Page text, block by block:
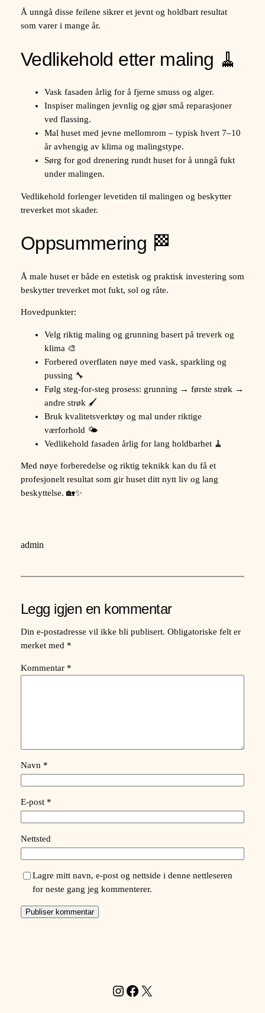
Å unngå disse feilene sikrer et jevnt og holdbart resultat
som varer i mange år.
Vedlikehold etter maling 🧹
Vask fasaden årlig for å fjerne smuss og alger.
Inspiser malingen jevnlig og gjør små reparasjoner
ved flassing.
Mal huset med jevne mellomrom – typisk hvert 7–10
år avhengig av klima og malingstype.
Sørg for god drenering rundt huset for å unngå fukt
under malingen.
Vedlikehold forlenger levetiden til malingen og beskytter
treverket mot skader.
Oppsummering 🏁
Å male huset er både en estetisk og praktisk investering som
beskytter treverket mot fukt, sol og råte.
Hovedpunkter:
Velg riktig maling og grunning basert på treverk og
klima 🎨
Forbered overflaten nøye med vask, sparkling og
pussing 🔧
Følg steg-for-steg prosess: grunning → første strøk →
andre strøk 🖌️
Bruk kvalitetsverktøy og mal under riktige
værforhold 🌤️
Vedlikehold fasaden årlig for lang holdbarhet 🧹
Med nøye forberedelse og riktig teknikk kan du få et
profesjonelt resultat som gir huset ditt nytt liv og lang
beskyttelse. 🏡✨
admin
Legg igjen en kommentar
Din e-postadresse vil ikke bli publisert. Obligatoriske felt er
merket med *
Kommentar *
Navn *
E-post *
Nettsted
Lagre mitt navn, e-post og nettside i denne nettleseren
for neste gang jeg kommenterer.
Instagram
Facebook
X